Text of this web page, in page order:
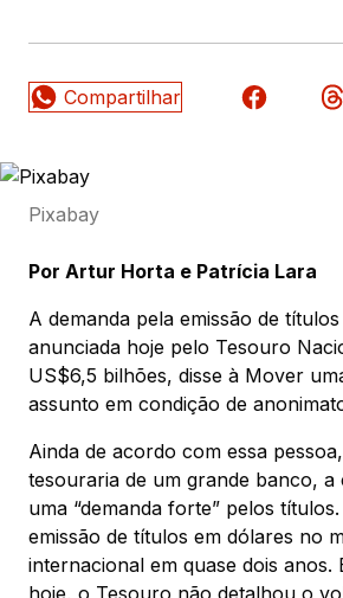
Pixabay
Por Artur Horta e Patrícia Lara
A demanda pela emissão de
anunciada hoje pelo Tesouro
US$6,5 bilhões, disse à Mover
assunto em condição de
Ainda de acordo com essa
tesouraria de um grande banco,
uma “demanda forte” pelos
emissão de títulos em dólares no
internacional em quase dois anos.
hoje, o Tesouro não detalhou o